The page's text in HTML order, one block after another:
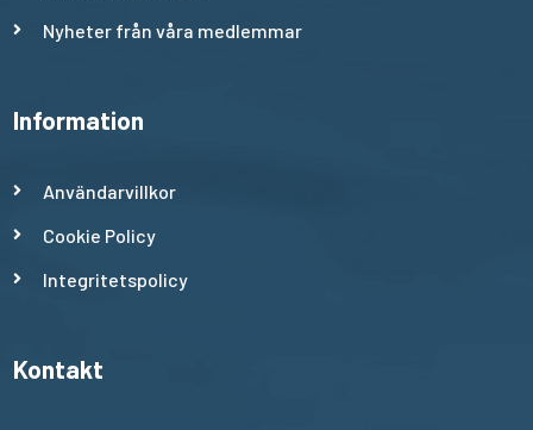
Nyheter från våra medlemmar
Information
Användarvillkor
Cookie Policy
Integritetspolicy
Kontakt